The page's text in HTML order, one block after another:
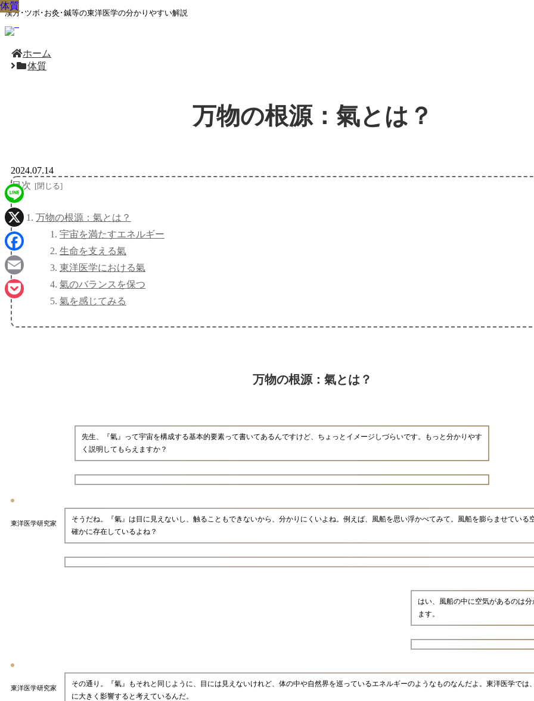
漢方･ツボ･お灸･鍼等の東洋医学の分かりやすい解説
ホーム
体質
万物の根源：氣とは？
体質
2024.07.14
目次
万物の根源：氣とは？
宇宙を満たすエネルギー
生命を支える氣
東洋医学における氣
氣のバランスを保つ
氣を感じてみる
万物の根源：氣とは？
先生、『氣』って宇宙を構成する基本的要素って書いてあるんですけど、ちょっとイメージしづらいです。もっと分かりやす
く説明してもらえますか？
東洋医学研究家
そうだね。『氣』は目に見えないし、触ることもできないから、分かりにくいよね。例えば、風船を思い浮かべてみて。風船を膨らませている
確かに存在しているよね？
はい、風船の中に空気があるのは分
ます。
東洋医学研究家
その通り。『氣』もそれと同じように、目には見えないけれど、体の中や自然界を巡っているエネルギーのようなものなんだよ。東洋医学では
に大きく影響すると考えているんだ。
体質
体質
体質
体質
体質
体質
体質
体質
Line
X
Facebook
Email
Pocket